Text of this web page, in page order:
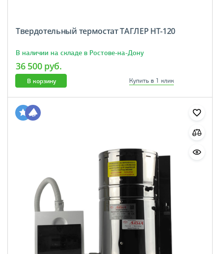
Твердотельный термостат ТАГЛЕР НТ-120
В наличии на складе в Ростове-на-Дону
36 500 руб.
В корзину Купить в 1 клик